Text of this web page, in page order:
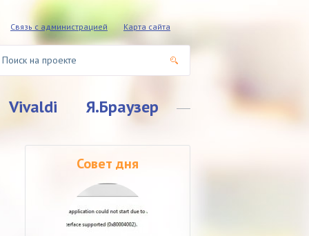
Связь с администрацией Карта сайта
Vivaldi Я.Браузер
Совет дня